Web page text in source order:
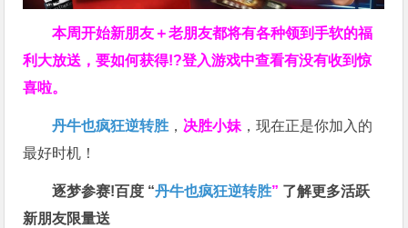
本周开始新朋友＋老朋友都将有各种领到手软的福
利大放送，要如何获得!?登入游戏中查看有没有收到惊
喜啦。
丹牛也疯狂逆转胜 ， 决胜小妹 ，现在正是你加入的
最好时机！
逐梦参赛!百度 “丹牛也疯狂逆转胜” 了解更多活跃
新朋友限量送